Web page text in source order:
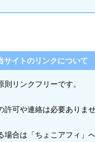
サイトのリンクについて
リンクフリーです。
許可や連絡は必要ありませ
場合は「ちょこアフィ」